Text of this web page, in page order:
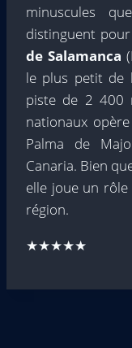
minuscules
distinguent
de Salamanca
le plus petit de
piste de 2 400
nationaux
Palma de
Canaria. Bien
elle joue un
région.
★★★★★